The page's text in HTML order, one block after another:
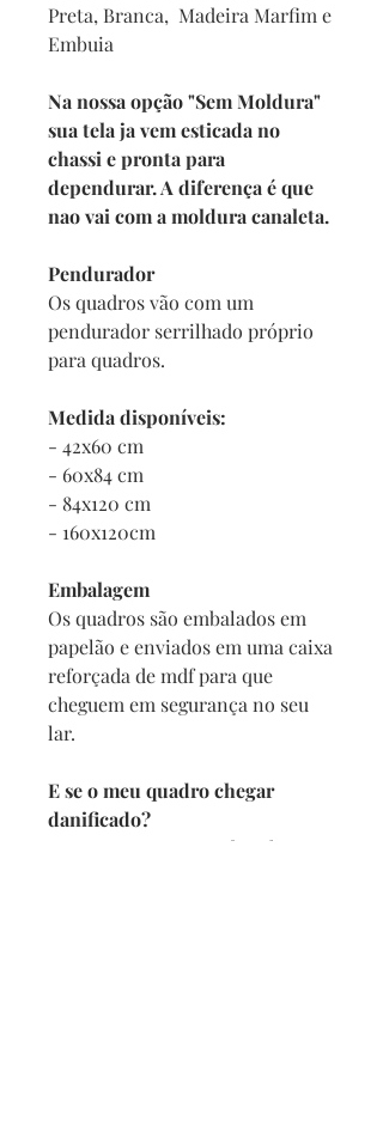
Preta, Branca, Madeira Marfim e
Embuia
Na nossa opção "Sem Moldura"
sua tela ja vem esticada no
chassi e pronta para
dependurar. A diferença é que
nao vai com a moldura canaleta.
Pendurador
Os quadros vão com um
pendurador serrilhado próprio
para quadros.
Medida disponíveis:
- 42x60 cm
- 60x84 cm
- 84x120 cm
- 160x120cm
Embalagem
Os quadros são embalados em
papelão e enviados em uma caixa
reforçada de mdf para que
cheguem em segurança no seu
lar.
E se o meu quadro chegar
danificado?
Se por acaso seu quadro chegar